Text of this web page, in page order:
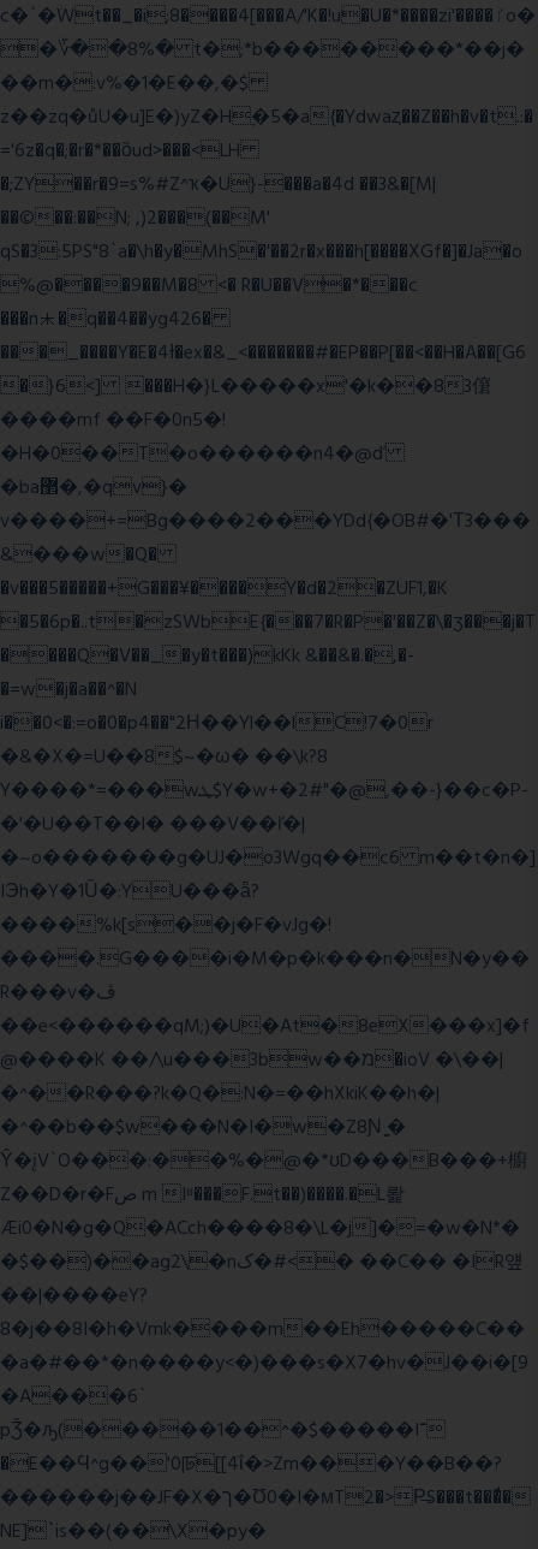
c�`�ۨWt��_�i;8����4[���A/'K�!u�U�*����zi'����ٵo�
�؆��8%� t�;*b��������*��j�
��m�:v%�1�E��,�$
z��zq�ůU�u]E�)yZ�Hׇ�5�a{�Ydwaȥ��Z��h�v�t.:�
='6z�q�;�r�*��ȍud>���<LH
�;ZY��r�9=s%#Z^ҡ�U}-���a�4d ��3&�[M|
��©��:��N; ,)2���(��M'
qS�3:5PS"8`a�\h�y�MhS�'��2r�x���h[����XGf�]�Ja�o
%@����9��M�8 <� R�U��V�*���c
���n⯸�q��4��yg426�
���_����Y�E�4Ɨ�ex�&_<�������#�EP��P[��<��H�A��[G6
�}6<] ���H�}L�����x'�k��83僒
����mf ��F�0n5�!
�H�0��T�o������n4�@ď
�ba޲�,�qv}�
v����+=Bg����2���YDd{�OB#�'Τ3���
&���w�Q�
�v���5�����+G���¥����Y�d�2�ZUF1,�K
�5�6p�..t�zSWbE{���7�R�P�'��Z�\�ʒ���j�T
����Q�V��_�y�t���)kKk &��&�.�,�-
�=w�j�a��^�N
i��0<�:=o�0�p4��"2Η��Yl��lC!7�0r
�&�X�=U��8$~�ω� ��\k?8
Y����*=���wܛ$Y�w+�2#"�@,��-}��c�P-
�'�U��T��l� ���V��ľ�|
�~o�������g�UJ�o3Wgq��c6 m��t�n�]
IЭh�Y�1Ȕ�:YU���ǟ?
����%k[s��j�F�vJg�!
����.G����i�M�p�k���n�N�y��
R���v�ڤ
��e<������qM;)�U�At�8eX���x]�f
@����K ��/\u���3bw��מ�ioV �\��|
�^��R���?k�Q�:N�=��hXkiK��h�|
�^��b��$w���N�I�w�Z8Ɲ ͚�
Ŷ�įV`O���:��%�@�*ʊD���B���+櫥
Z��D�r�Fص m Iʶ���F.t��)����.�L뢅
Æi0�N�g�Q�ACch����8�\L�j]�=�w�N*�
�$��)��ag2\�nک�#<� ��C�� �IR얲
��|����eY?
8�j��8I�h�Vmk����m��Eh�����C��
�a�#��*�n����y<�)���s�X7�hv�J��i�[9
�A���6`
pǮ�ԡ(�����1��^�$�����I־
�E��Ϥ^g��'0|ꠓ[[4ΐ�>Zm���Y��B��?
������j��JF�X�ך�Ʊ0�I�мT2�>P̶S���t���ͩ�
NE]`is��(��\X�py�